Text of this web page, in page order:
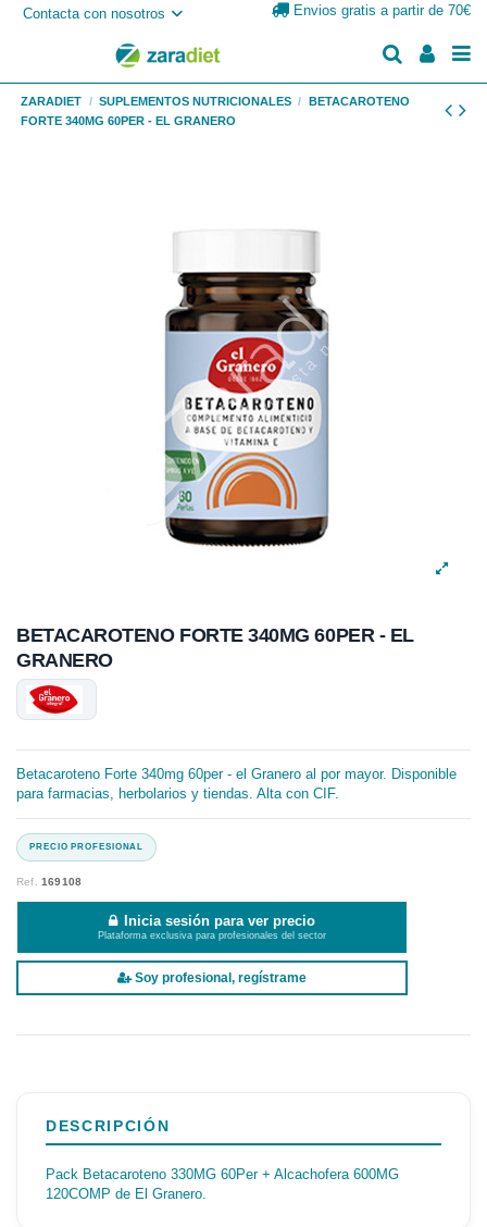
Contacta con nosotros Envios gratis a partir de 70€
ZARADIET SUPLEMENTOS NUTRICIONALES
BETACAROTENO
FORTE 340MG 60PER - EL GRANERO
BETACAROTENO FORTE 340MG 60PER - EL
GRANERO
Betacaroteno Forte 340mg 60per - el Granero al por mayor. Disponible
para farmacias, herbolarios y tiendas. Alta con CIF.
Ref.169108
Inicia sesión para ver precio
Plataforma exclusiva para profesionales del sector
Soy profesional, regístrame
DESCRIPCIÓN
Pack Betacaroteno 330MG 60Per + Alcachofera 600MG
120COMP de El Granero.